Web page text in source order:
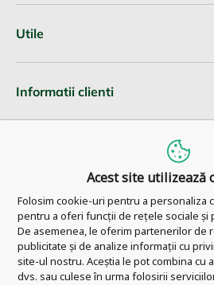
Utile
Informatii clienti
© 2026 Pharm Ahead.
Acest site utilizează
Folosim cookie-uri pentru a personaliza
pentru a oferi funcții de rețele sociale și
De asemenea, le oferim partenerilor de
publicitate și de analize informații cu
site-ul nostru. Aceștia le pot combina cu
dvs. sau culese în urma folosirii